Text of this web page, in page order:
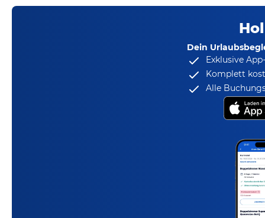
Dein
Exklusive
Komplett
Alle